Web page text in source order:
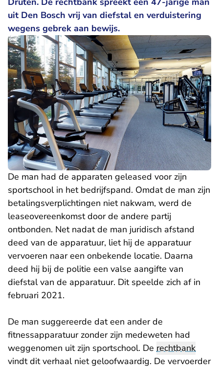
uit Den Bosch vrij van diefstal en verduistering
wegens gebrek aan bewijs.
De man had de apparaten geleased voor zijn
sportschool in het bedrijfspand. Omdat de man zijn
betalingsverplichtingen niet nakwam, werd de
leaseovereenkomst door de andere partij
ontbonden. Net nadat de man juridisch afstand
deed van de apparatuur, liet hij de apparatuur
vervoeren naar een onbekende locatie. Daarna
deed hij bij de politie een valse aangifte van
diefstal van de apparatuur. Dit speelde zich af in
februari 2021.
De man suggereerde dat een ander de
fitnessapparatuur zonder zijn medeweten had
weggenomen uit zijn sportschool. De rechtbank
vindt dit verhaal niet geloofwaardig. De vervoerder